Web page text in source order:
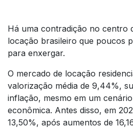
Há uma contradição no centro
locação brasileiro que poucos
para enxergar.
O mercado de locação
valorização média de 9,44%,
inflação, mesmo em um
econômica. Antes disso, em
13,50%, após aumentos de